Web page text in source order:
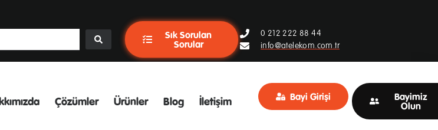
Sık Sorulan
Sorular
0 212 222 88 44
info@atelekom.com.tr
Çözümler Ürünler Blog İletişim Bayi Girişi
Bayimiz
Olun